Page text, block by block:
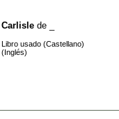
Carlisle de
Libro usado (Castellano)
(Inglés)